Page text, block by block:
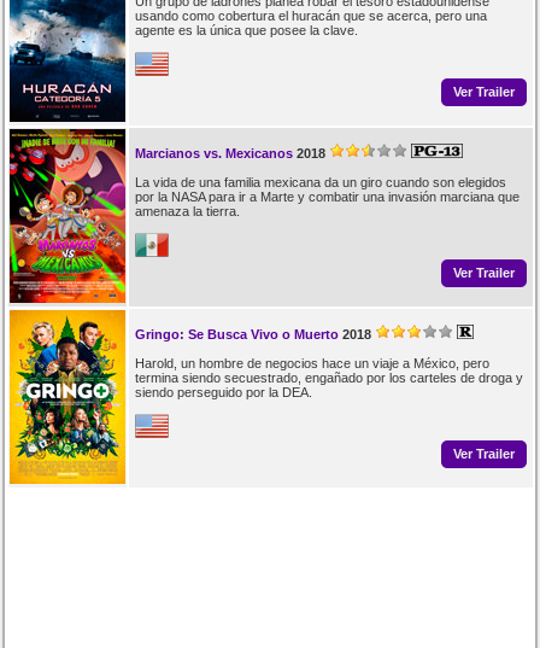
usando como cobertura el huracán que se acerca, pero una
agente es la única que posee la clave.
Ver Trailer
Marcianos vs. Mexicanos 2018
La vida de una familia mexicana da un giro cuando son elegidos
por la NASA para ir a Marte y combatir una invasión marciana que
amenaza la tierra.
Ver Trailer
Gringo: Se Busca Vivo o Muerto 2018
Harold, un hombre de negocios hace un viaje a México, pero
termina siendo secuestrado, engañado por los carteles de droga y
siendo perseguido por la DEA.
Ver Trailer